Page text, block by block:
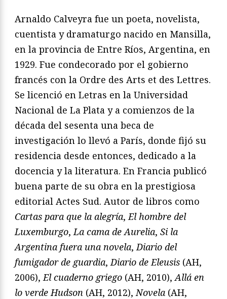
Arnaldo Calveyra fue un poeta, novelista,
cuentista y dramaturgo nacido en Mansilla,
en la provincia de Entre Ríos, Argentina, en
1929. Fue condecorado por el gobierno
francés con la Ordre des Arts et des Lettres.
Se licenció en Letras en la Universidad
Nacional de La Plata y a comienzos de la
década del sesenta una beca de
investigación lo llevó a París, donde fijó su
residencia desde entonces, dedicado a la
docencia y la literatura. En Francia publicó
buena parte de su obra en la prestigiosa
editorial Actes Sud. Autor de libros como
Cartas para que la alegría, El hombre del
Luxemburgo, La cama de Aurelia, Si la
Argentina fuera una novela, Diario del
fumigador de guardia, Diario de Eleusis (AH,
2006), El cuaderno griego (AH, 2010), Allá en
lo verde Hudson (AH, 2012), Novela (AH,